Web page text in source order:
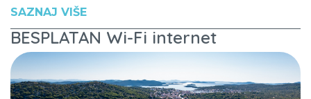
SAZNAJ VIŠE
BESPLATAN Wi-Fi internet